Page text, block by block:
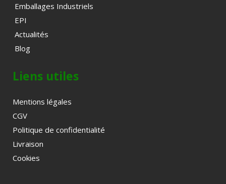
Emballages Industriels
EPI
Actualités
Blog
Liens utiles
Mentions légales
CGV
Politique de confidentialité
Livraison
Cookies